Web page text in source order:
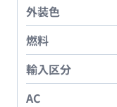
外装色
燃料
輸入区分
AC